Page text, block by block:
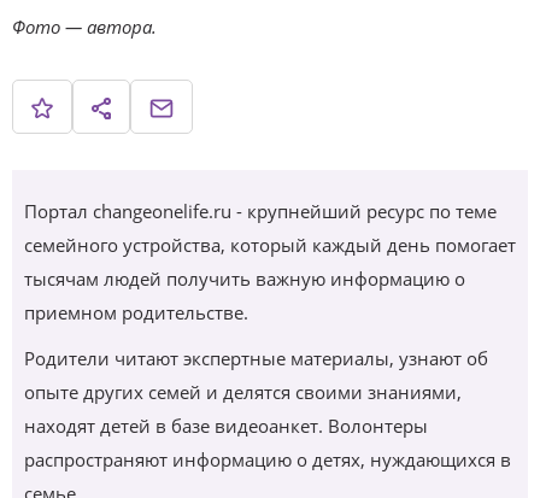
Фото — автора.
Портал changeonelife.ru - крупнейший ресурс по теме
семейного устройства, который каждый день помогает
тысячам людей получить важную информацию о
приемном родительстве.
Родители читают экспертные материалы, узнают об
опыте других семей и делятся своими знаниями,
находят детей в базе видеоанкет. Волонтеры
распространяют информацию о детях, нуждающихся в